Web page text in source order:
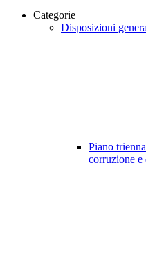
Categorie
Disposizioni
Piano
corruzione e